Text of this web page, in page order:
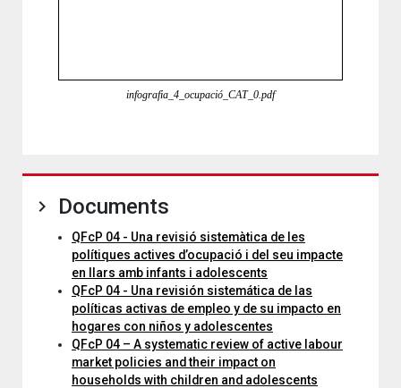
infografia_4_ocupació_CAT_0.pdf
Documents
QFcP 04 - Una revisió sistemàtica de les
polítiques actives d’ocupació i del seu impacte
en llars amb infants i adolescents
QFcP 04 - Una revisión sistemática de las
políticas activas de empleo y de su impacto en
hogares con niños y adolescentes
QFcP 04 – A systematic review of active labour
market policies and their impact on
households with children and adolescents